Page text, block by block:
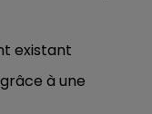
existant
à une